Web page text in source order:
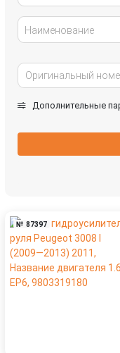
Наименование
Дополнительные
№ 87397